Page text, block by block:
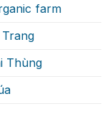
farm
Thùng